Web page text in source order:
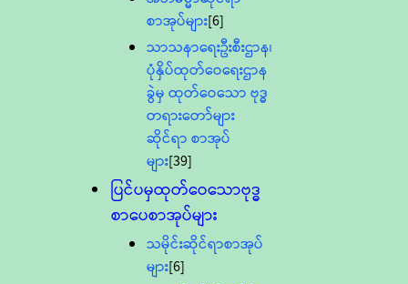
စာအုပ်များ[6]
သာသနာရေးဦးစီးဌာန၊
ပုံနှိပ်ထုတ်ဝေရေးဌာန
ခွဲမှ ထုတ်ဝေသော ဗုဒ္ဓ
တရားတော်များ
ဆိုင်ရာ စာအုပ်
များ[39]
ပြင်ပမှထုတ်ဝေသောဗုဒ္ဓ
စာပေစာအုပ်များ
သမိုင်းဆိုင်ရာစာအုပ်
များ[6]